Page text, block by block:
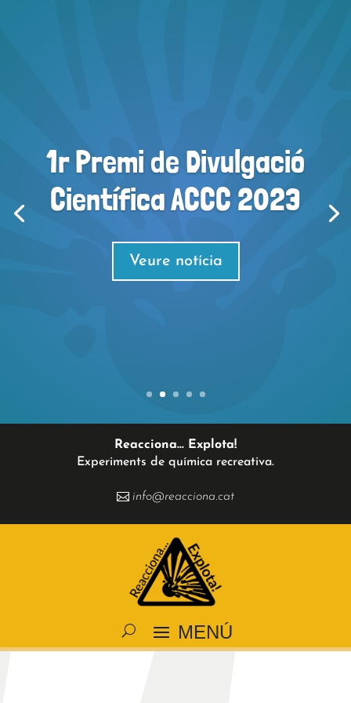
1r Premi de Divulgació
Científica ACCC 2023
Veure notícia
Reacciona... Explota!
Experiments de química recreativa.
info@reacciona.cat
MENÚ